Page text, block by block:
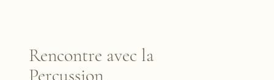
Rencontre avec la
Percussion